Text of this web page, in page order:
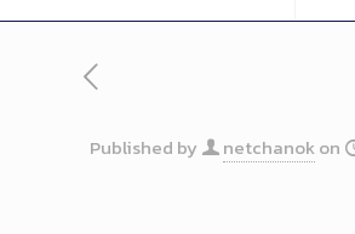
Published by netchanokon